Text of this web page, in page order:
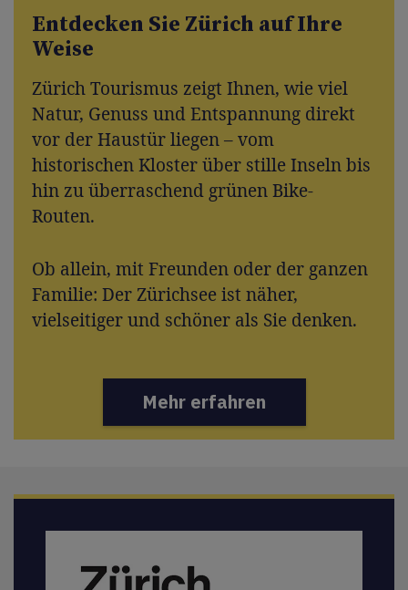
Entdecken Sie Zürich auf Ihre
Weise
Zürich Tourismus zeigt Ihnen, wie viel
Natur, Genuss und Entspannung direkt
vor der Haustür liegen – vom
historischen Kloster über stille Inseln bis
hin zu überraschend grünen Bike-
Routen.
Ob allein, mit Freunden oder der ganzen
Familie: Der Zürichsee ist näher,
vielseitiger und schöner als Sie denken.
Mehr erfahren